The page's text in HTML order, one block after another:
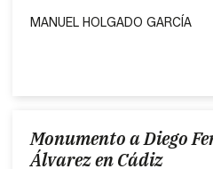
MANUEL HOLGADO GARCÍA
Monumento a Diego
Álvarez en Cádiz